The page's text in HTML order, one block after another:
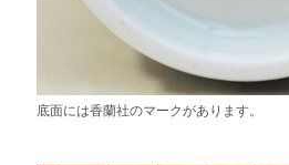
底面には香蘭社のマークがあります。